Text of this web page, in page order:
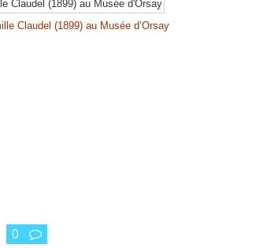
Claudel (1899) au Musée d’Orsay
0